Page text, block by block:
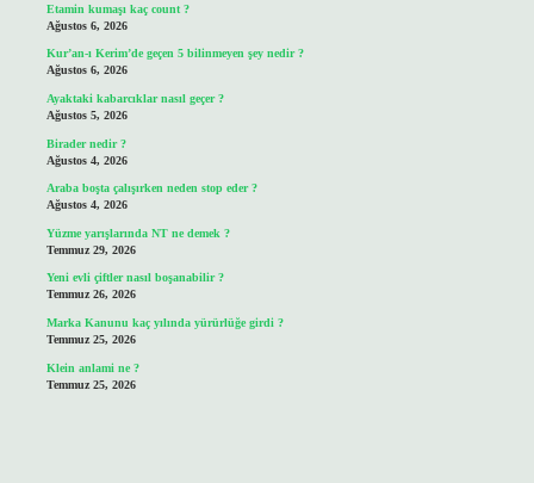
Etamin kumaşı kaç count ?
Ağustos 6, 2026
Kur’an-ı Kerim’de geçen 5 bilinmeyen şey nedir ?
Ağustos 6, 2026
Ayaktaki kabarcıklar nasıl geçer ?
Ağustos 5, 2026
Birader nedir ?
Ağustos 4, 2026
Araba boşta çalışırken neden stop eder ?
Ağustos 4, 2026
Yüzme yarışlarında NT ne demek ?
Temmuz 29, 2026
Yeni evli çiftler nasıl boşanabilir ?
Temmuz 26, 2026
Marka Kanunu kaç yılında yürürlüğe girdi ?
Temmuz 25, 2026
Klein anlami ne ?
Temmuz 25, 2026